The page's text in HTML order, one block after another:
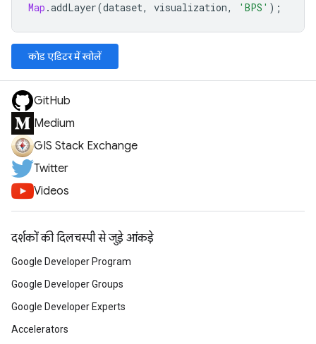
Map .addLayer(dataset, visualization, 'BPS' );
कोड एडिटर में खोलें
GitHub
Medium
GIS Stack Exchange
Twitter
Videos
दर्शकों की दिलचस्पी से जुड़े आंकड़े
Google Developer Program
Google Developer Groups
Google Developer Experts
Accelerators